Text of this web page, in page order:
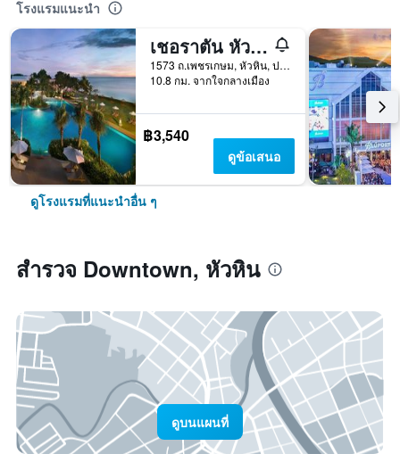
โรงแรมแนะนำ
เชอราตัน หัวหิน รีสอร์ทแอนด์สปา
1573 ถ.เพชรเกษม, หัวหิน, ประเทศไทย
10.8 กม. จากใจกลางเมือง
฿3,540
ดูข้อเสนอ
ดูโรงแรมที่แนะนำอื่น ๆ
สำรวจ Downtown, หัวหิน
ดูบนแผนที่